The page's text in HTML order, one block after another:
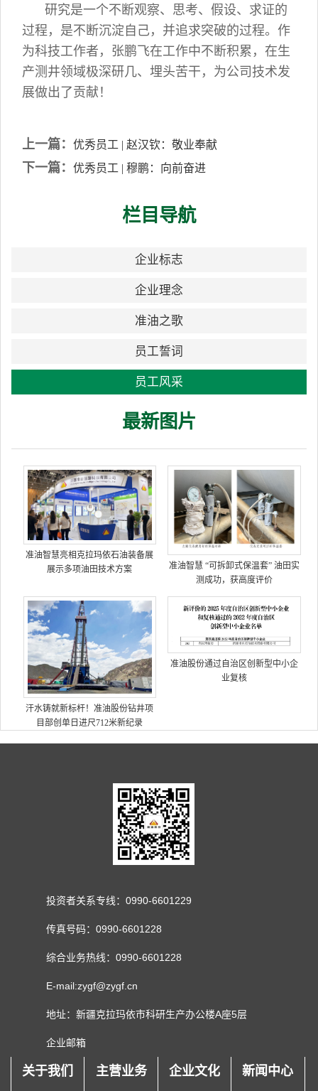
研究是一个不断观察、思考、假设、求证的
过程，是不断沉淀自己，并追求突破的过程。作
为科技工作者，张鹏飞在工作中不断积累，在生
产测井领域极深研几、埋头苦干，为公司技术发
展做出了贡献！
上一篇： 优秀员工 | 赵汉钦：敬业奉献
下一篇： 优秀员工 | 穆鹏：向前奋进
栏目导航
企业标志
企业理念
准油之歌
员工誓词
员工风采
最新图片
准油智慧亮相克拉玛依石油装备展
展示多项油田技术方案
准油智慧 “可拆卸式保温套” 油田实
测成功，获高度评价
汗水铸就新标杆！准油股份钻井项
目部创单日进尺712米新纪录
准油股份通过自治区创新型中小企
业复核
投资者关系专线：0990-6601229
传真号码：0990-6601228
综合业务热线：0990-6601228
E-mail:zygf@zygf.cn
地址：新疆克拉玛依市科研生产办公楼A座5层
企业邮箱
关于我们 主营业务 企业文化 新闻中心